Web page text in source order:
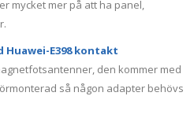
mycket mer på att ha panel,
E398 kontakt
den kommer med
så någon adapter behövs